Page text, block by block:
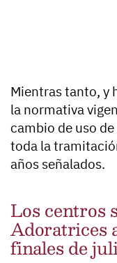
Mientras tanto, y
la normativa
cambio de uso
toda la
años señalados.
Los centros
Adoratrices
finales de